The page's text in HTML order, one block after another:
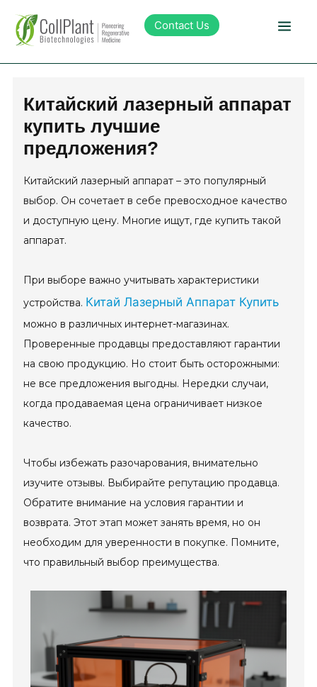
Contact Us
Products
Investors
Китайский лазерный аппарат
купить лучшие
предложения?
Китайский лазерный аппарат – это популярный
выбор. Он сочетает в себе превосходное качество
и доступную цену. Многие ищут, где купить такой
аппарат.
При выборе важно учитывать характеристики
устройства. Китай Лазерный Аппарат Купить
можно в различных интернет-магазинах.
Проверенные продавцы предоставляют гарантии
на свою продукцию. Но стоит быть осторожными:
не все предложения выгодны. Нередки случаи,
когда продаваемая цена ограничивает низкое
качество.
Чтобы избежать разочарования, внимательно
изучите отзывы. Выбирайте репутацию продавца.
Обратите внимание на условия гарантии и
возврата. Этот этап может занять время, но он
необходим для уверенности в покупке. Помните,
что правильный выбор преимущества.